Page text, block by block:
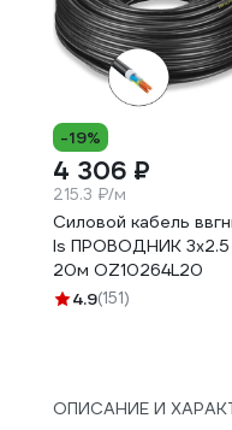
-19%
4 306 ₽
215.3 ₽/м
Силовой кабель
ls ПРОВОДНИК 3x2.5
20м OZ10264L20
4.9(151)
ОПИСАНИЕ И